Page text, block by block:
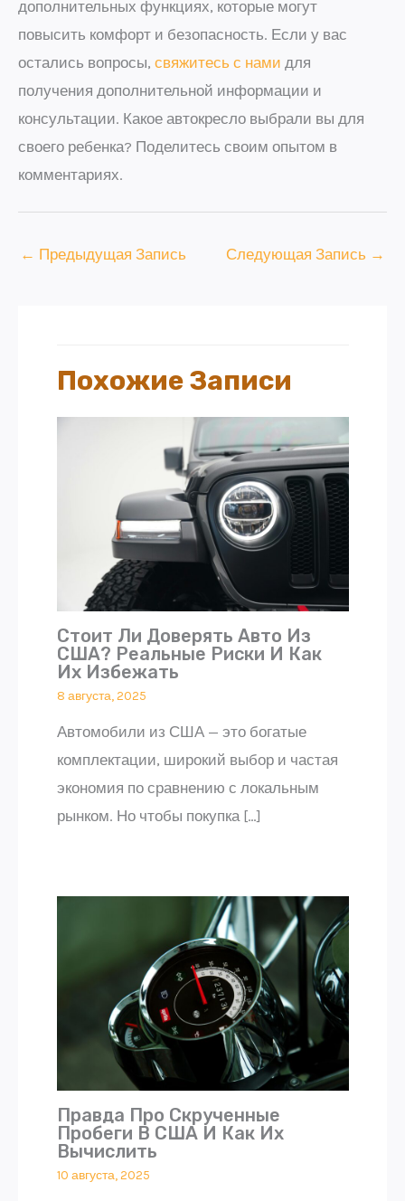
дополнительных функциях, которые могут
повысить комфорт и безопасность. Если у вас
остались вопросы, свяжитесь с нами для
получения дополнительной информации и
консультации. Какое автокресло выбрали вы для
своего ребенка? Поделитесь своим опытом в
комментариях.
← Предыдущая Запись Следующая Запись →
Похожие Записи
Стоит Ли Доверять Авто Из
США? Реальные Риски И Как
Их Избежать
8 августа, 2025
Автомобили из США — это богатые
комплектации, широкий выбор и частая
экономия по сравнению с локальным
рынком. Но чтобы покупка […]
Правда Про Скрученные
Пробеги В США И Как Их
Вычислить
10 августа, 2025